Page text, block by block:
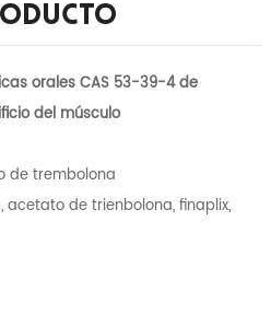
orales CAS 53-39-4 de
del músculo
de trembolona
de trienbolona, ​​finaplix,